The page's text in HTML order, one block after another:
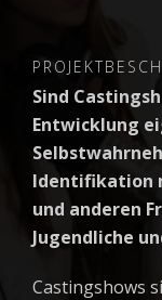
Sind
Entwicklung
Identifikation
und anderen
Jugendliche
Castingshows